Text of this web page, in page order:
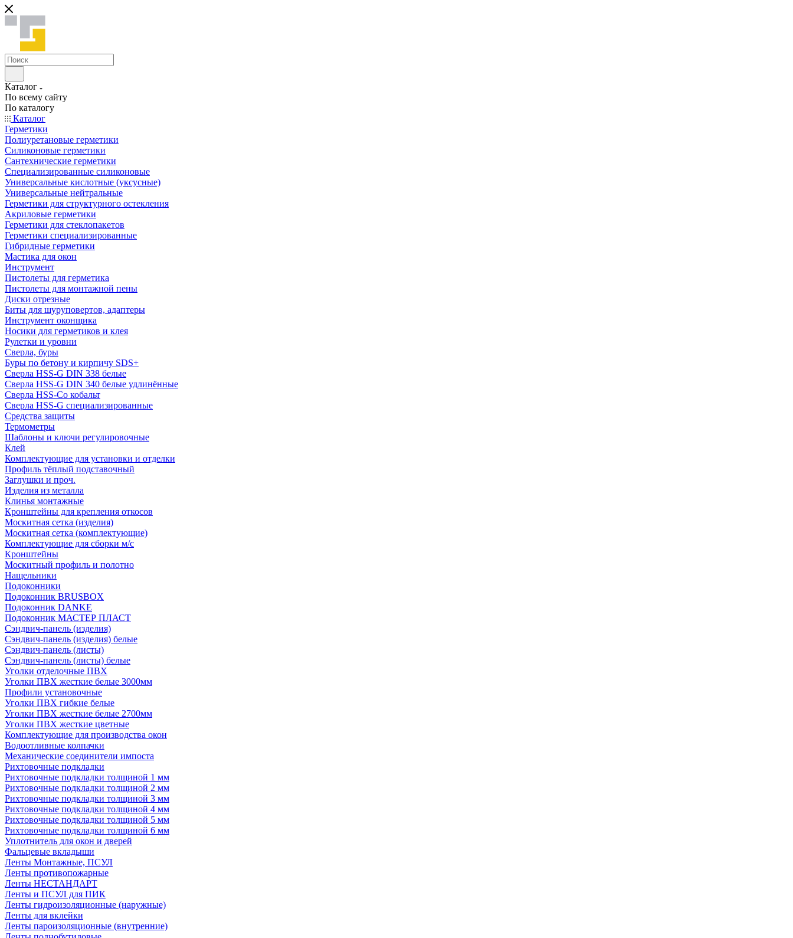
Каталог
По всему сайту
По каталогу
Каталог
Герметики
Полиуретановые герметики
Силиконовые герметики
Сантехнические герметики
Специализированные силиконовые
Универсальные кислотные (уксусные)
Универсальные нейтральные
Герметики для структурного остекления
Акриловые герметики
Герметики для стеклопакетов
Герметики специализированные
Гибридные герметики
Мастика для окон
Инструмент
Пистолеты для герметика
Пистолеты для монтажной пены
Диски отрезные
Биты для шуруповертов, адаптеры
Инструмент оконщика
Носики для герметиков и клея
Рулетки и уровни
Сверла, буры
Буры по бетону и кирпичу SDS+
Сверла HSS-G DIN 338 белые
Сверла HSS-G DIN 340 белые удлинённые
Сверла HSS-Co кобальт
Сверла HSS-G специализированные
Средства защиты
Термометры
Шаблоны и ключи регулировочные
Клей
Комплектующие для установки и отделки
Профиль тёплый подставочный
Заглушки и проч.
Изделия из металла
Клинья монтажные
Кронштейны для крепления откосов
Москитная сетка (изделия)
Москитная сетка (комплектующие)
Комплектующие для сборки м/с
Кронштейны
Москитный профиль и полотно
Нащельники
Подоконники
Подоконник BRUSBOX
Подоконник DANKE
Подоконник МАСТЕР ПЛАСТ
Сэндвич-панель (изделия)
Сэндвич-панель (изделия) белые
Сэндвич-панель (листы)
Сэндвич-панель (листы) белые
Уголки отделочные ПВХ
Уголки ПВХ жесткие белые 3000мм
Профили установочные
Уголки ПВХ гибкие белые
Уголки ПВХ жесткие белые 2700мм
Уголки ПВХ жесткие цветные
Комплектующие для производства окон
Водоотливные колпачки
Механические соединители импоста
Рихтовочные подкладки
Рихтовочные подкладки толщиной 1 мм
Рихтовочные подкладки толщиной 2 мм
Рихтовочные подкладки толщиной 3 мм
Рихтовочные подкладки толщиной 4 мм
Рихтовочные подкладки толщиной 5 мм
Рихтовочные подкладки толщиной 6 мм
Уплотнитель для окон и дверей
Фальцевые вкладыши
Ленты Монтажные, ПСУЛ
Ленты противопожарные
Ленты НЕСТАНДАРТ
Ленты и ПСУЛ для ПИК
Ленты гидроизоляционные (наружные)
Ленты для вклейки
Ленты пароизоляционные (внутренние)